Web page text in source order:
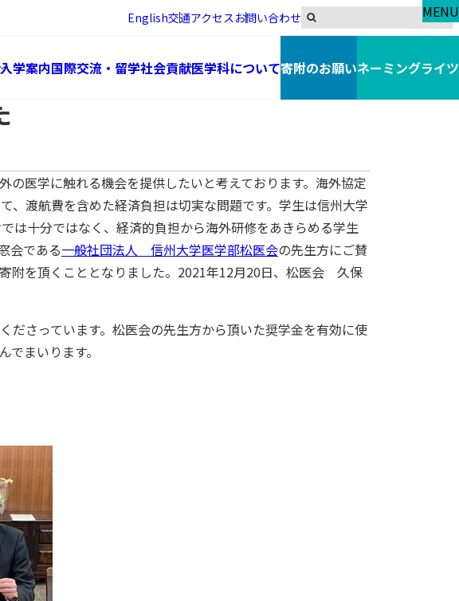
English交通アクセスお問い合わせ
入学案内国際交流・留学社会貢献医学科について寄附のお願いネーミングライツ
医学に触れる機会を提供したいと考えております。海外協定
渡航費を含めた経済負担は切実な問題です。学生は信州大学
は十分ではなく、経済的負担から海外研修をあきらめる学生
会である一般社団法人 信州大学医学部松医会の先生方にご賛
附を頂くこととなりました。2021年12月20日、松医会 久保
さっています。松医会の先生方から頂いた奨学金を有効に使
まいります。
MENU